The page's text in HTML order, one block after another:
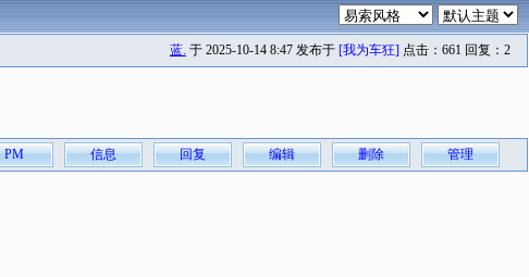
蓝. 于 2025-10-14 8:47 发布于 [我为车狂] 点击：661 回复：2
PM 信息 回复 编辑 删除 管理